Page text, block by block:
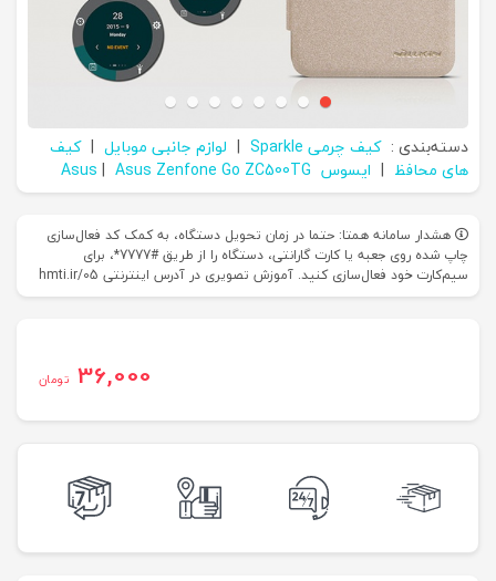
دسته‌بندی : کیف چرمی Sparkle | لوازم جانبی موبایل | کیف
های محافظ | ایسوس Asus | Asus Zenfone Go ZC500TG
هشدار سامانه همتا: حتما در زمان تحویل دستگاه، به کمک کد فعال‌سازی
چاپ شده روی جعبه یا کارت گارانتی، دستگاه را از طریق #7777*، برای
سیم‌کارت خود فعال‌سازی کنید. آموزش تصویری در آدرس اینترنتی hmti.ir/05
36,000 تومان